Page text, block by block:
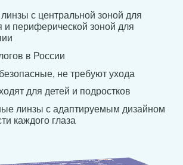
с центральной зоной для
и периферической зоной для
в России
не требуют ухода
для детей и подростков
линзы с адаптируемым дизайном
каждого глаза